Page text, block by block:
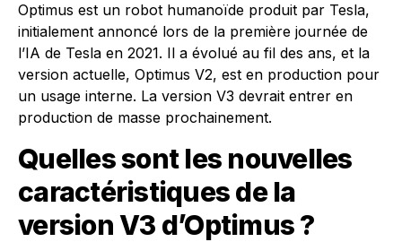
Optimus est un robot humanoïde produit par Tesla,
initialement annoncé lors de la première journée de
l’IA de Tesla en 2021. Il a évolué au fil des ans, et la
version actuelle, Optimus V2, est en production pour
un usage interne. La version V3 devrait entrer en
production de masse prochainement.
Quelles sont les nouvelles
caractéristiques de la
version V3 d’Optimus ?